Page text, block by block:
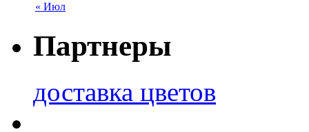
« Июл
Партнеры
доставка цветов